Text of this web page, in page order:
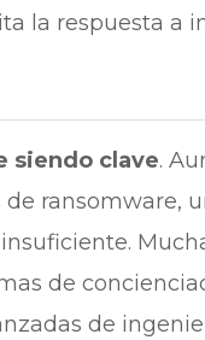
la respuesta a
siendo clave.
ransomware,
de
de